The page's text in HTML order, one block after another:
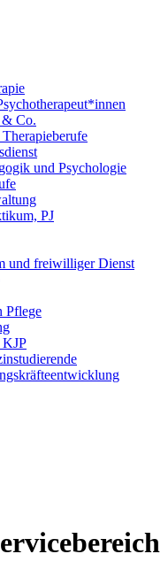
& Co.
und Psychologie
PJ
und freiwilliger Dienst
Pflege
KJP